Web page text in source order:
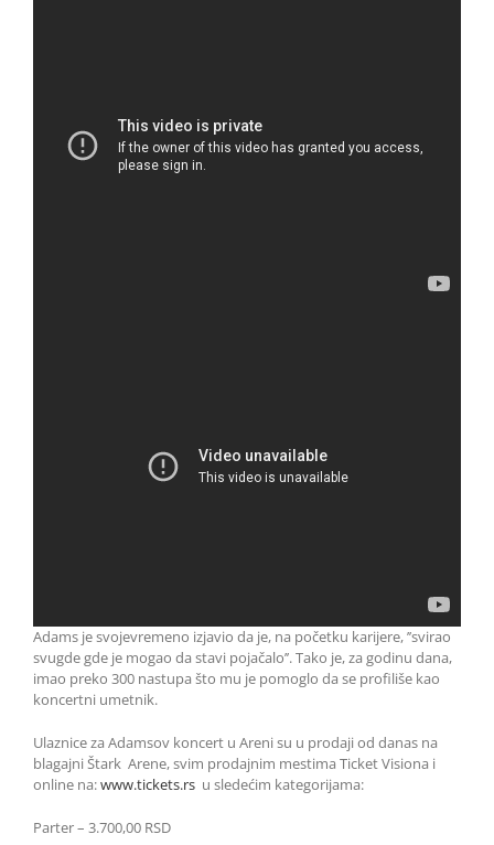
Adams je svojevremeno izjavio da je, na početku karijere, ’’svirao
svugde gde je mogao da stavi pojačalo’’. Tako je, za godinu dana,
imao preko 300 nastupa što mu je pomoglo da se profiliše kao
koncertni umetnik.
Ulaznice za Adamsov koncert u Areni su u prodaji od danas na
blagajni Štark Arene, svim prodajnim mestima Ticket Visiona i
online na:www.tickets.rs u sledećim kategorijama:
Parter – 3.700,00 RSD